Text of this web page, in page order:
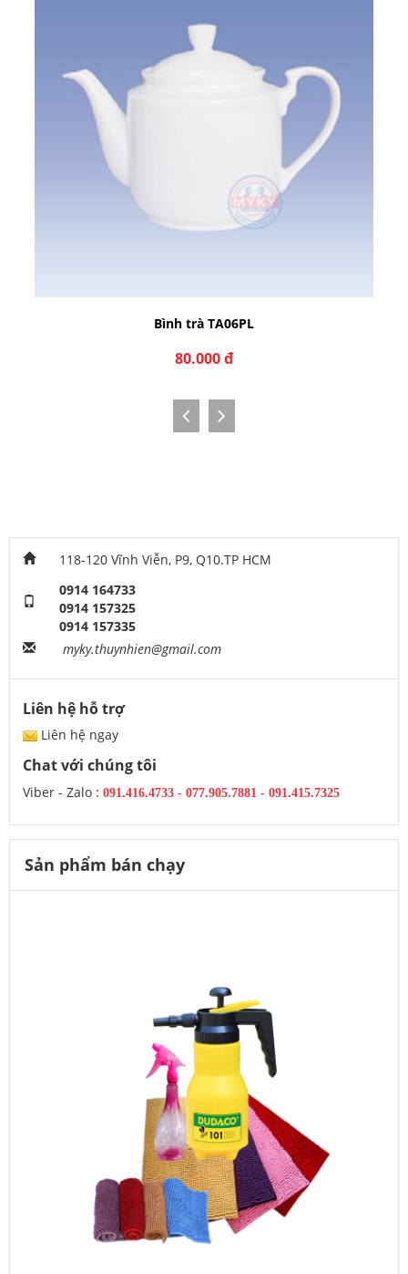
Bình trà TA06PL
80.000 đ
118-120 Vĩnh Viễn, P9, Q10.TP HCM
0914 164733
0914 157325
0914 157335
myky.thuynhien@gmail.com
Liên hệ hỗ trợ
Liên hệ ngay
Chat với chúng tôi
Viber - Zalo : 091.416.4733 - 077.905.7881 - 091.415.7325
Sản phẩm bán chạy